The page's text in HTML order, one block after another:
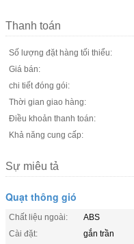
Thanh toán
Số lượng đặt hàng tối thiểu:
Giá bán:
chi tiết đóng gói:
Thời gian giao hàng:
Điều khoản thanh toán:
Khả năng cung cấp:
Sự miêu tả
Quạt thông gió
Chất liệu ngoài:
ABS
Cài đặt:
gắn trần